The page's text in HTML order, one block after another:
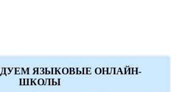
ЯЗЫКОВЫЕ ОНЛАЙН-
ШКОЛЫ